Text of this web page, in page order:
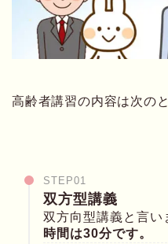
高齢者講習の内容は次の
STEP01
双方型講義
双方向型講義と言い
時間は30分です。